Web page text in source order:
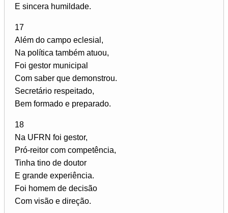
E sincera humildade.
17
Além do campo eclesial,
Na política também atuou,
Foi gestor municipal
Com saber que demonstrou.
Secretário respeitado,
Bem formado e preparado.
18
Na UFRN foi gestor,
Pró-reitor com competência,
Tinha tino de doutor
E grande experiência.
Foi homem de decisão
Com visão e direção.